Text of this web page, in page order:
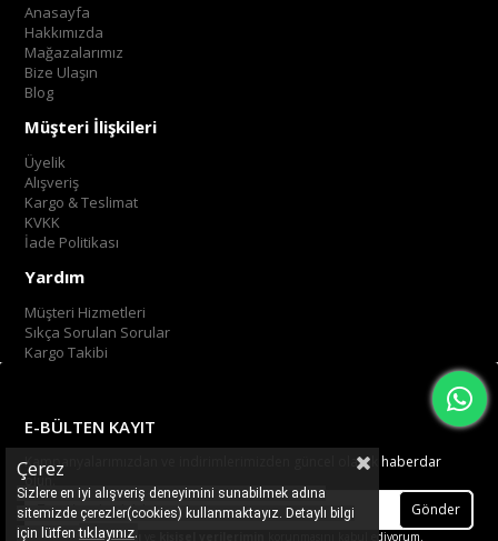
Anasayfa
Hakkımızda
Mağazalarımız
Bize Ulaşın
Blog
Müşteri İlişkileri
Üyelik
Alışveriş
Kargo & Teslimat
KVKK
İade Politikası
Yardım
Müşteri Hizmetleri
Sıkça Sorulan Sorular
Kargo Takibi
E-BÜLTEN KAYIT
Kampanyalarımızdan ve indirimlerimizden güncel olarak haberdar
olun.
Gönder
Üyelik koşullarını korunmasını kabul ediyorum.
Çerez
Sizlere en iyi alışveriş deneyimini sunabilmek adına
sitemizde çerezler(cookies) kullanmaktayız. Detaylı bilgi
için lütfentıklayınız.